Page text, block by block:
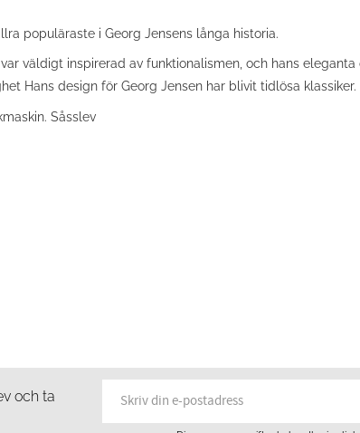
populäraste i Georg Jensens långa historia.
väldigt inspirerad av funktionalismen, och hans
Hans design för Georg Jensen har blivit tidlösa klassiker.
Såsslev
och ta